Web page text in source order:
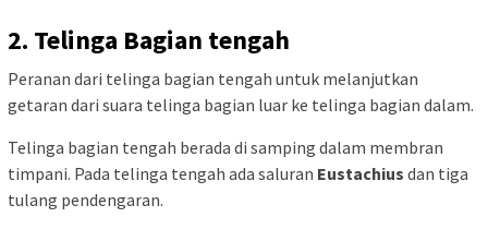
2. Telinga Bagian tengah
Peranan dari telinga bagian tengah untuk melanjutkan
getaran dari suara telinga bagian luar ke telinga bagian dalam.
Telinga bagian tengah berada di samping dalam membran
timpani. Pada telinga tengah ada saluran Eustachius dan tiga
tulang pendengaran.